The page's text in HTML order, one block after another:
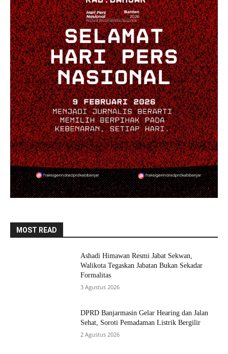
MOST READ
Ashadi Himawan Resmi Jabat Sekwan,
Walikota Tegaskan Jabatan Bukan Sekadar
Formalitas
3 Agustus 2026
DPRD Banjarmasin Gelar Hearing dan Jalan
Sehat, Soroti Pemadaman Listrik Bergilir
2 Agustus 2026